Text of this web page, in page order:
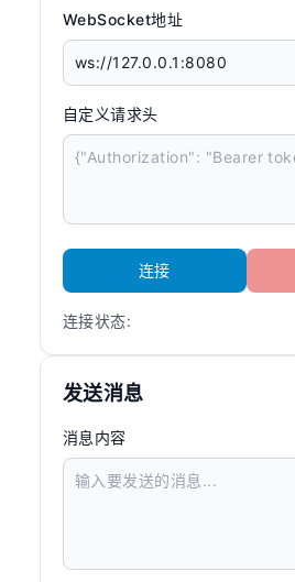
WebSocket地址
自定义请求头
连接
连接状态:
发送消息
消息内容